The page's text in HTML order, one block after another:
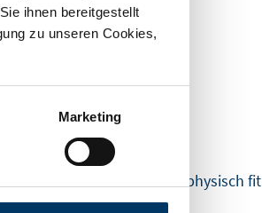
ihnen bereitgestellt
zu unseren Cookies,
Marketing
nur wer psychisch und physisch fit